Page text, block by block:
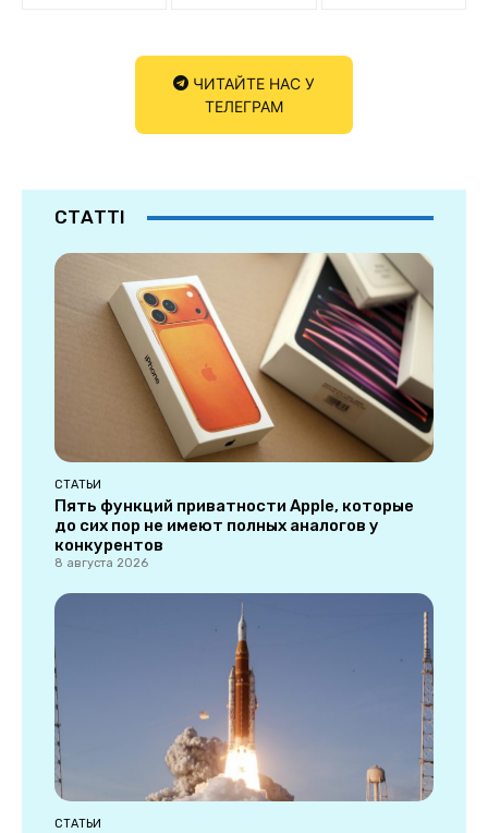
ЧИТАЙТЕ НАС У
ТЕЛЕГРАМ
СТАТТІ
СТАТЬИ
Пять функций приватности Apple, которые
до сих пор не имеют полных аналогов у
конкурентов
8 августа 2026
СТАТЬИ